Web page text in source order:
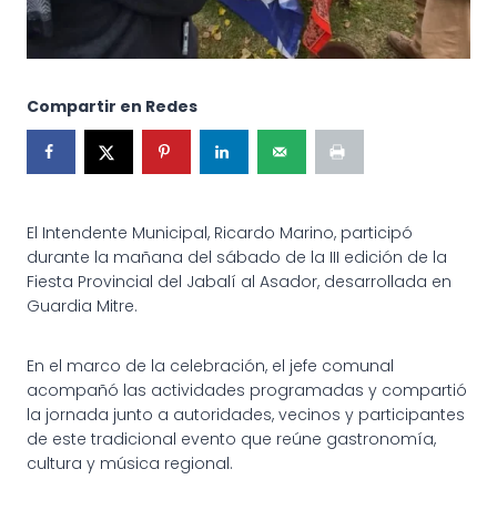
Compartir en Redes
El Intendente Municipal, Ricardo Marino, participó
durante la mañana del sábado de la III edición de la
Fiesta Provincial del Jabalí al Asador, desarrollada en
Guardia Mitre.
En el marco de la celebración, el jefe comunal
acompañó las actividades programadas y compartió
la jornada junto a autoridades, vecinos y participantes
de este tradicional evento que reúne gastronomía,
cultura y música regional.